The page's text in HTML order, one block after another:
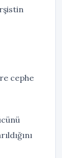
cephe